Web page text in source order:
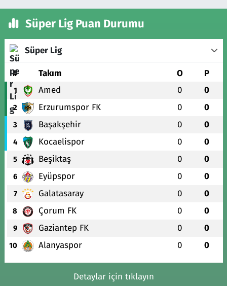
Süper Lig Puan Durumu
Süper Lig
# Takım O P
1 Amed 0 0
2 Erzurumspor FK 0 0
3 Başakşehir 0 0
4 Kocaelispor 0 0
5 Beşiktaş 0 0
6 Eyüpspor 0 0
7 Galatasaray 0 0
8 Çorum FK 0 0
9 Gaziantep FK 0 0
10 Alanyaspor 0 0
Detaylar için tıklayın